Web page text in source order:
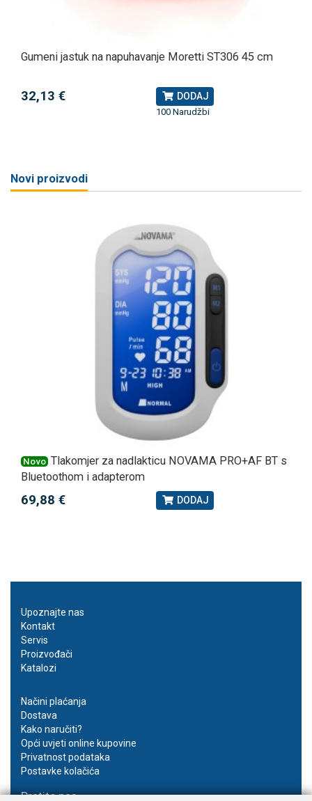
Gumeni jastuk na napuhavanje Moretti ST306 45 cm
32,13 € DODAJ
100 Narudžbi
Novi proizvodi
Novo Tlakomjer za nadlakticu NOVAMA PRO+AF BT s
Bluetoothom i adapterom
69,88 € DODAJ
Upoznajte nas
Kontakt
Servis
Proizvođači
Katalozi
Načini plaćanja
Dostava
Kako naručiti?
Opći uvjeti online kupovine
Privatnost podataka
Postavke kolačića
Pratite nas